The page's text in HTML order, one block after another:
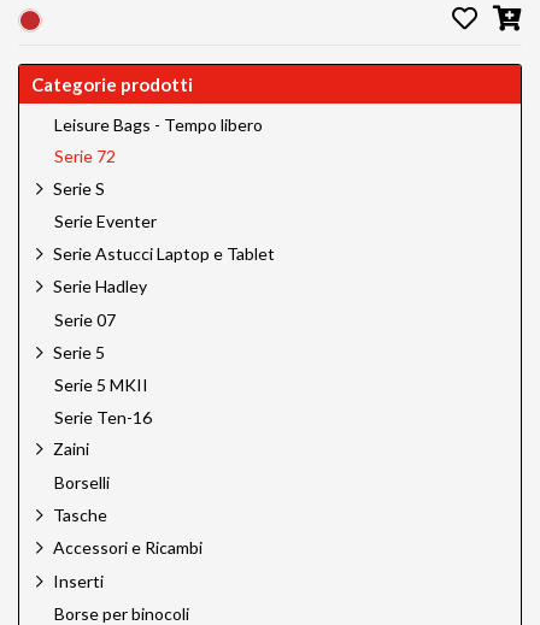
Categorie prodotti
Leisure Bags - Tempo libero
Serie 72
Serie S
Serie Eventer
Serie Astucci Laptop e Tablet
Serie Hadley
Serie 07
Serie 5
Serie 5 MKII
Serie Ten-16
Zaini
Borselli
Tasche
Accessori e Ricambi
Inserti
Borse per binocoli